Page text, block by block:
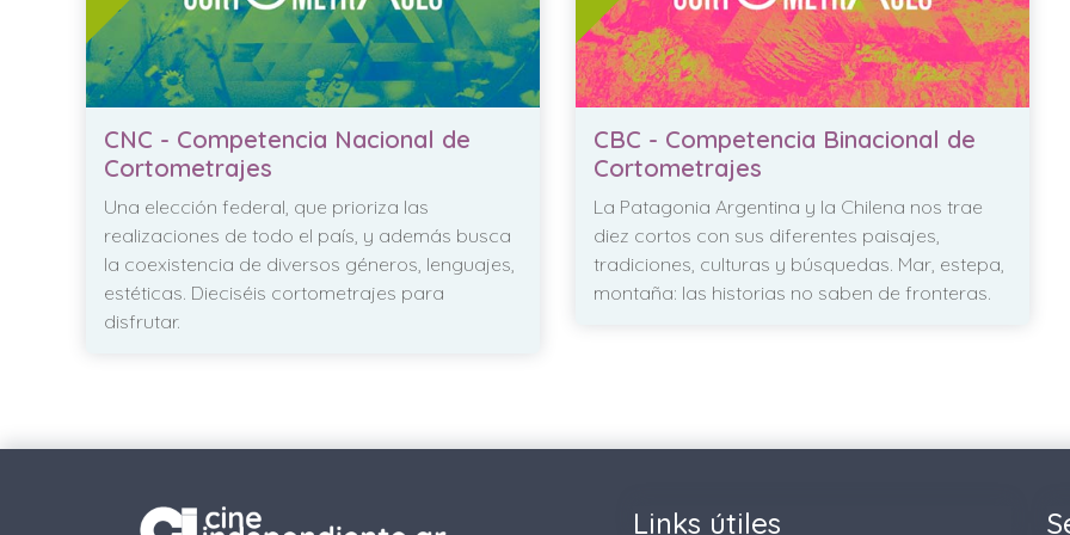
CNC - Competencia Nacional de
Cortometrajes
Una elección federal, que prioriza las
realizaciones de todo el país, y además busca
la coexistencia de diversos géneros, lenguajes,
estéticas. Dieciséis cortometrajes para
disfrutar.
CBC - Competencia Binacional de
Cortometrajes
La Patagonia Argentina y la Chilena nos trae
diez cortos con sus diferentes paisajes,
tradiciones, culturas y búsquedas. Mar, estepa,
montaña: las historias no saben de fronteras.
Links útiles